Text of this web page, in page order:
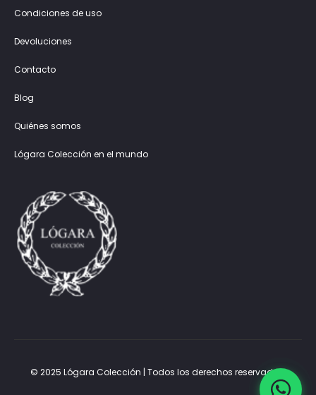
Condiciones de uso
Devoluciones
Contacto
Blog
Quiénes somos
Lógara Colección en el mundo
© 2025 Lógara Colección | Todos los derechos reservados.